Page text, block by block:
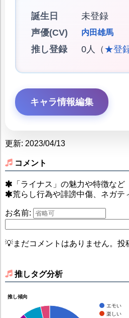
誕生日
未登録
声優(CV)
内田雄馬
推し登録 0人（ ★登
キャラ情報編集
更新: 2023/04/13
コメント
「ライナス」の魅力や特徴など
荒らし行為や誹謗中傷、ネガテ
お名前:
💡まだコメントはありません。投
推しタグ分析
推し傾向
エモい
楽しい